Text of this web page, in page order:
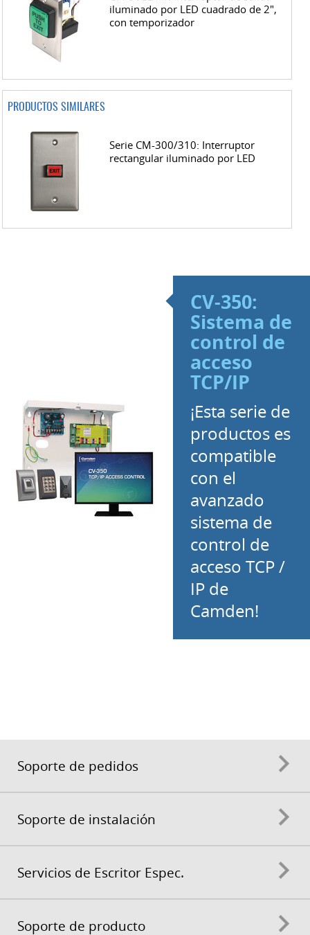
iluminado por LED cuadrado de 2",
con temporizador
PRODUCTOS SIMILARES
Serie CM-300/310: Interruptor
rectangular iluminado por LED
CV-350:
Sistema de
control de
acceso
TCP/IP
¡Esta serie de
productos es
compatible
con el
avanzado
sistema de
control de
acceso TCP /
IP de
Camden!
Soporte de pedidos
Soporte de instalación
Servicios de Escritor Espec.
Soporte de producto